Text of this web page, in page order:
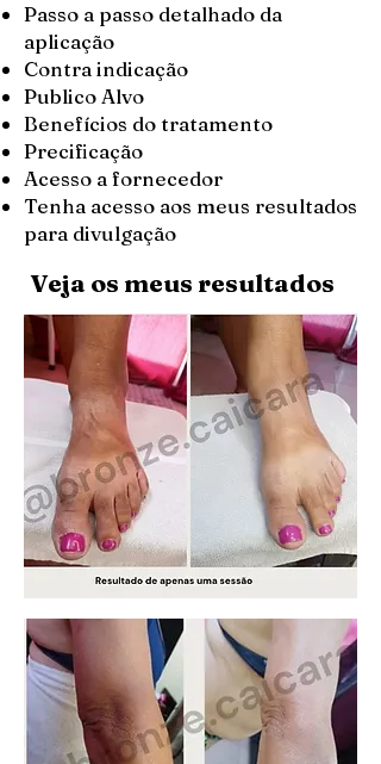
Passo a passo detalhado da
aplicação
Contra indicação
Publico Alvo
Benefícios do tratamento
Precificação
Acesso a fornecedor
Tenha acesso aos meus resultados
para divulgação
Veja os meus resultados